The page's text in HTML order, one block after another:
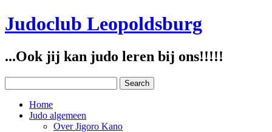
Judoclub Leopoldsburg
...Ook jij kan judo leren bij ons!!!!!
Home
Judo algemeen
Over Jigoro Kano